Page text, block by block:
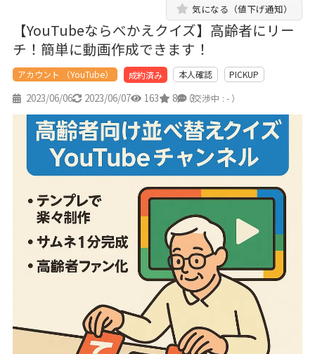
【YouTubeならべかえクイズ】高齢者にリー
チ！簡単に動画作成できます！
気になる（値下げ通知）
アカウント （YouTube） 成約済み 本人確認 PICKUP
2023/06/06 2023/06/07 163 8 3
（交渉中 : - ）